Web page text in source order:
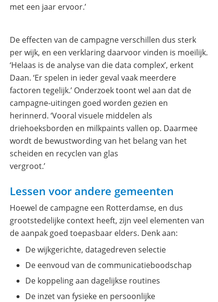
met een jaar ervoor.’
De effecten van de campagne verschillen dus sterk
per wijk, en een verklaring daarvoor vinden is moeilijk.
‘Helaas is de analyse van die data complex’, erkent
Daan. ‘Er spelen in ieder geval vaak meerdere
factoren tegelijk.’ Onderzoek toont wel aan dat de
campagne-uitingen goed worden gezien en
herinnerd. ‘Vooral visuele middelen als
driehoeksborden en milkpaints vallen op. Daarmee
wordt de bewustwording van het belang van het
scheiden en recyclen van glas
vergroot.’
Lessen voor andere gemeenten
Hoewel de campagne een Rotterdamse, en dus
grootstedelijke context heeft, zijn veel elementen van
de aanpak goed toepasbaar elders. Denk aan:
De wijkgerichte, datagedreven selectie
De eenvoud van de communicatieboodschap
De koppeling aan dagelijkse routines
De inzet van fysieke en persoonlijke